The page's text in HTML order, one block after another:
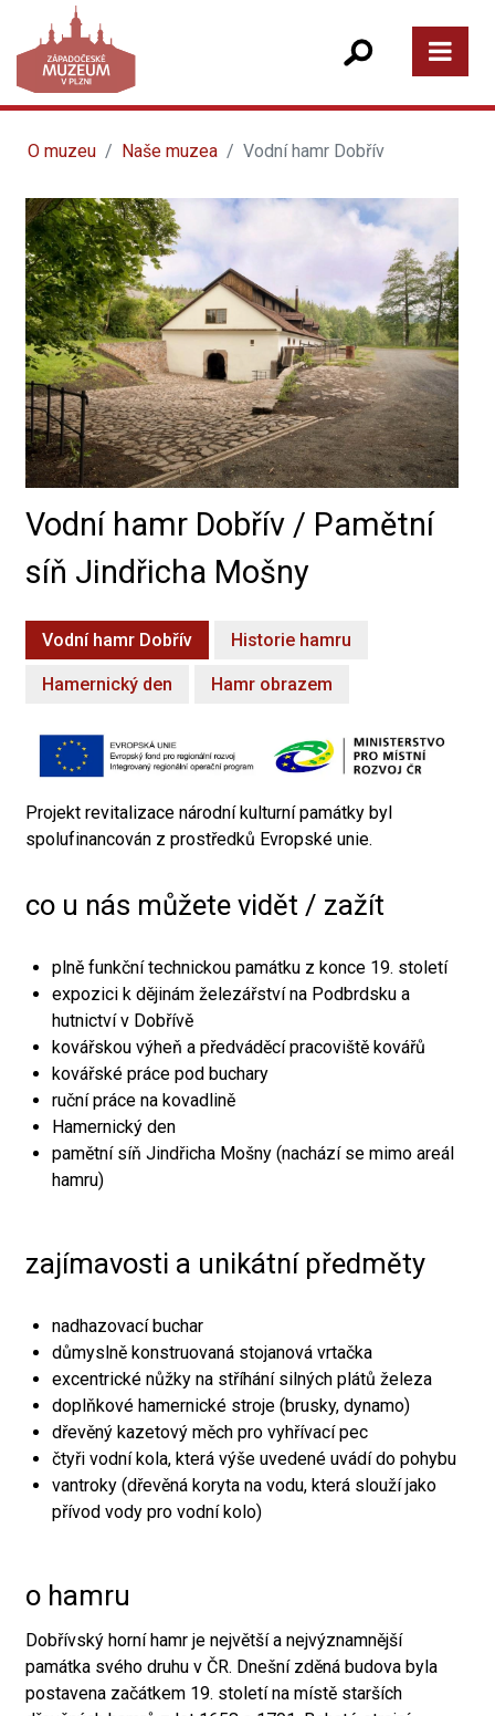
O muzeu Naše muzea Vodní hamr Dobřív
Vodní hamr Dobřív / Pamětní
síň Jindřicha Mošny
Vodní hamr Dobřív Historie hamru
Hamernický den Hamr obrazem
Projekt revitalizace národní kulturní památky byl
spolufinancován z prostředků Evropské unie.
co u nás můžete vidět / zažít
plně funkční technickou památku z konce 19. století
expozici k dějinám železářství na Podbrdsku a
hutnictví v Dobřívě
kovářskou výheň a předváděcí pracoviště kovářů
kovářské práce pod buchary
ruční práce na kovadlině
Hamernický den
pamětní síň Jindřicha Mošny (nachází se mimo areál
hamru)
zajímavosti a unikátní předměty
nadhazovací buchar
důmyslně konstruovaná stojanová vrtačka
excentrické nůžky na stříhání silných plátů železa
doplňkové hamernické stroje (brusky, dynamo)
dřevěný kazetový měch pro vyhřívací pec
čtyři vodní kola, která výše uvedené uvádí do pohybu
vantroky (dřevěná koryta na vodu, která slouží jako
přívod vody pro vodní kolo)
o hamru
Dobřívský horní hamr je největší a nejvýznamnější
památka svého druhu v ČR. Dnešní zděná budova byla
postavena začátkem 19. století na místě starších